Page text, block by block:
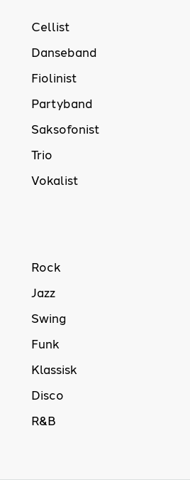
Cellist
Danseband
Fiolinist
Partyband
Saksofonist
Trio
Vokalist
Rock
Jazz
Swing
Funk
Klassisk
Disco
R&B